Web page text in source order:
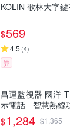
KOLIN 歌林大字
$569
4.5 (4)
券
昌運監視器 國洋
示電話 - 智慧熱線
$1,284 $1,365